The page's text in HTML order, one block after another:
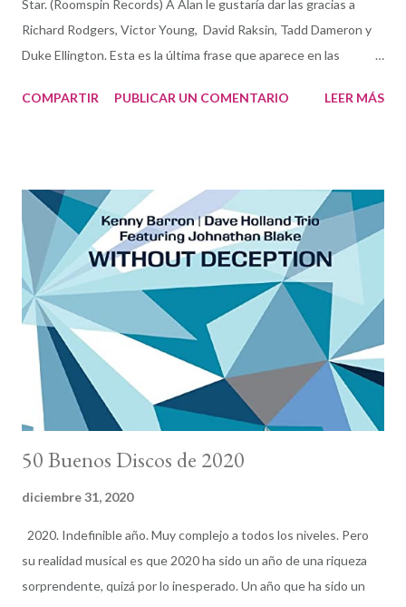
Star. (Roomspin Records) A Alan le gustaría dar las gracias a
Richard Rodgers, Victor Young, David Raksin, Tadd Dameron y
Duke Ellington. Esta es la última frase que aparece en las
hermosa y productiva compenetración del dúo formado por la
musicoliteraria se encuentra total sentido a que el primer
nombre por el que Broadbent muestre agradecimiento sea el de
Richard Rodgers. Rodgers y su segundo colaborador estable,
Oscar Hammerstein II , formaron uno de los tándem más
relevantes en la composición de teatro musical del siglo XX y su
obra fue básica para la ampliación del American Songbook y los
estándares de jazz. En su legado ( Oklahoma!, Carousel, South
Pacific, El Re...
COMPARTIR PUBLICAR UN COMENTARIO LEER MÁS
50 Buenos Discos de 2020
diciembre 31, 2020
2020. Indefinible año. Muy complejo a todos los niveles. Pero
su realidad musical es que 2020 ha sido un año de una riqueza
sorprendente, quizá por lo inesperado. Un año que ha sido un